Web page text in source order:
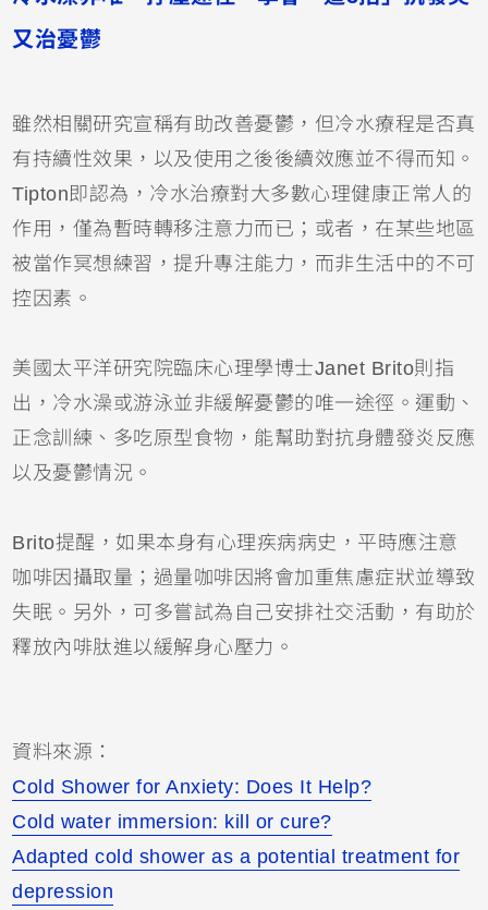
又治憂鬱
雖然相關研究宣稱有助改善憂鬱，但冷水療程是否真
有持續性效果，以及使用之後後續效應並不得而知。
Tipton即認為，冷水治療對大多數心理健康正常人的
作用，僅為暫時轉移注意力而已；或者，在某些地區
被當作冥想練習，提升專注能力，而非生活中的不可
控因素。
美國太平洋研究院臨床心理學博士Janet Brito則指
出，冷水澡或游泳並非緩解憂鬱的唯一途徑。運動、
正念訓練、多吃原型食物，能幫助對抗身體發炎反應
以及憂鬱情況。
Brito提醒，如果本身有心理疾病病史，平時應注意
咖啡因攝取量；過量咖啡因將會加重焦慮症狀並導致
失眠。另外，可多嘗試為自己安排社交活動，有助於
釋放內啡肽進以緩解身心壓力。
資料來源：
Cold Shower for Anxiety: Does It Help?
Cold water immersion: kill or cure?
Adapted cold shower as a potential treatment for
depression